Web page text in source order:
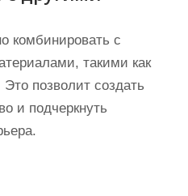
комбинировать с
такими как
позволит создать
и подчеркнуть